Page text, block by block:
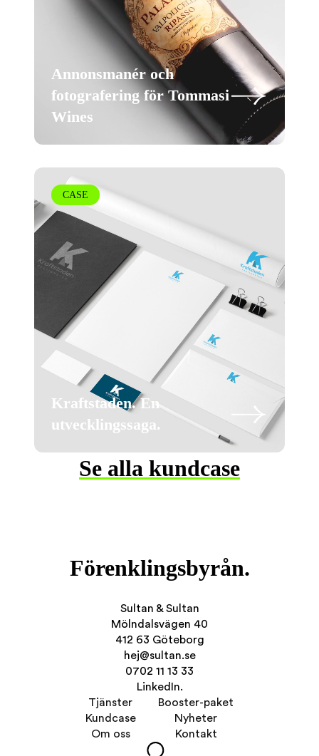
Annonsmanér och
fotografering för Tommasi
Wines
CASE
Kraftstaden. En
utvecklingssaga.
Se alla kundcase
Förenklingsbyrån.
Sultan & Sultan
Mölndalsvägen 40
412 63 Göteborg
hej@sultan.se
0702 11 13 33
LinkedIn.
Tjänster
Kundcase
Om oss
Booster-paket
Nyheter
Kontakt